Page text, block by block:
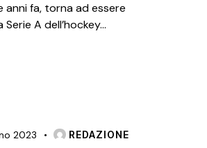
anni fa, torna ad essere
A dell’hockey…
2023 REDAZIONE